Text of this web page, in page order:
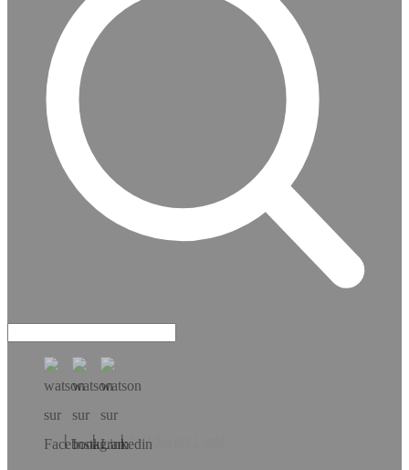
Téléchargez l’app!